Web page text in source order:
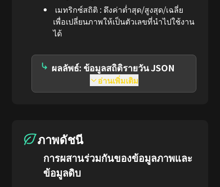
เมทริกซ์สถิติ : ดึงค่าต่ำสุด/สูงสุด/เฉลี่ย
เพื่อเปลี่ยนภาพให้เป็นตัวเลขที่นำไปใช้งาน
ได้
ผลลัพธ์: ข้อมูลสถิติรายวัน JSON
อ่านเพิ่มเติม
ภาพดัชนี
การผสานร่วมกันของข้อมูลภาพและ
ข้อมูลดิบ